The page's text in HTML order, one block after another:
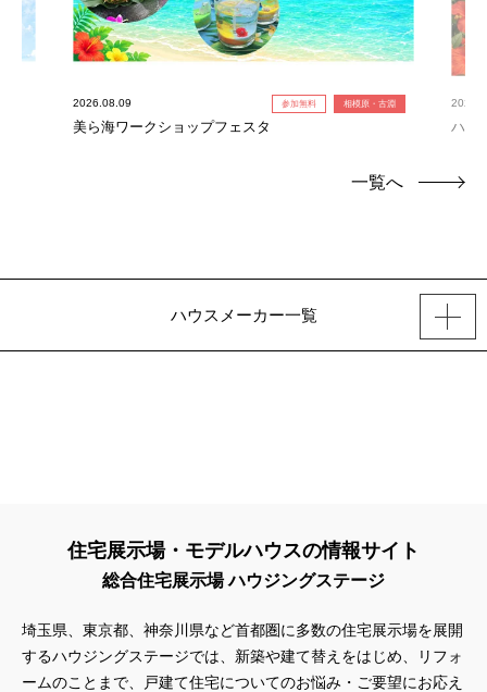
2026.08.09 参加無料 相模原・古淵
美ら海ワークショップフェスタ ハワ
一覧へ
ハウスメーカー一覧
住宅展示場・モデルハウスの情報サイト
総合住宅展示場 ハウジングステージ
埼玉県、東京都、神奈川県など首都圏に多数の住宅展示場を展開
するハウジングステージでは、新築や建て替えをはじめ、リフォ
ームのことまで、戸建て住宅についてのお悩み・ご要望にお応え